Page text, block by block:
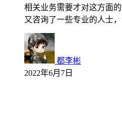
相关业务需要才对这方面
又咨询了一些专业的人士
都李彬
2022年6月7日